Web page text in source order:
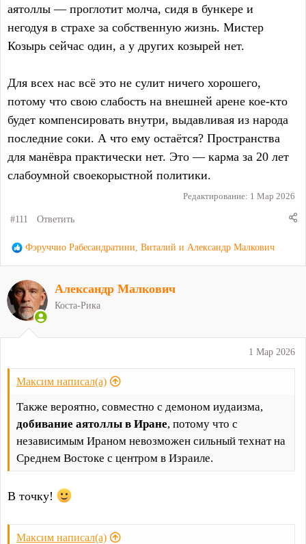
аятоллы — проглотит молча, сидя в бункере и
негодуя в страхе за собственную жизнь. Мистер
Козырь сейчас один, а у других козырей нет.
Для всех нас всё это не сулит ничего хорошего,
потому что свою слабость на внешней арене кое-кто
будет компенсировать внутри, выдавливая из народа
последние соки. А что ему остаётся? Пространства
для манёвра практически нет. Это — карма за 20 лет
слабоумной своекорыстной политики.
Редактирование: 1 Мар 2026
#111 Ответить
Р
к
ц
и
Фэруччио Рабесандратини Виталий и Александр Малкович
1 Мар 2026
Максим написал(а)
Также вероятно, совместно с демоном иудаизма,
добивание аятоллы в Иране, потому что с
независимым Ираном невозможен сильный технат на
Среднем Востоке с центром в Израиле.
В точку!
Максим написал(а)
Александр Малкович
Коста-Рика